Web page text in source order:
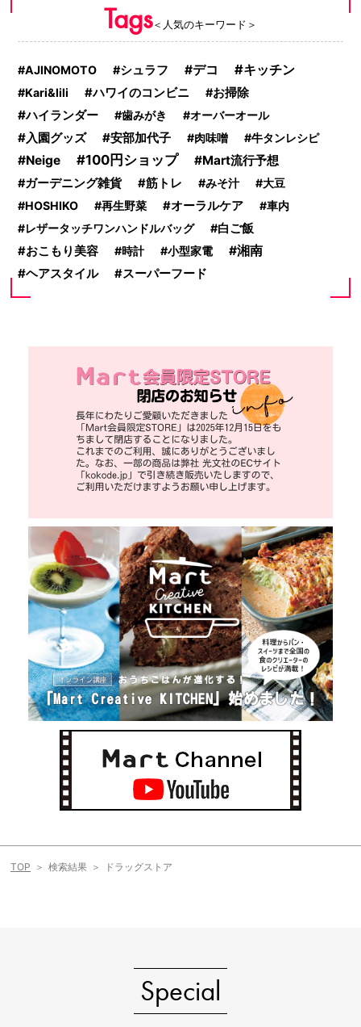
Tags＜人気のキーワード＞
AJINOMOTO シュラフ デコ キッチン
Kari&lili ハワイのコンビニ お掃除
ハイランダー 歯みがき オーバーオール
入園グッズ 安部加代子 肉味噌 牛タンレシピ
Neige 100円ショップ Mart流行予想
ガーデニング雑貨 筋トレ みそ汁
大豆
HOSHIKO
再生野菜 オーラルケア
車内
レザータッチワンハンドルバッグ
白ご飯
おこもり美容
時計 小型家電
湘南
ヘアスタイル
スーパーフード
TOP 検索結果 ドラッグストア
Special